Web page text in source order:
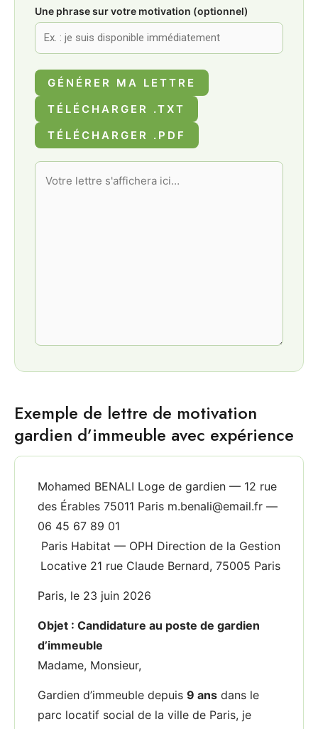
Une phrase sur votre motivation (optionnel)
GÉNÉRER MA LETTRE
TÉLÉCHARGER .TXT
TÉLÉCHARGER .PDF
Exemple de lettre de motivation
gardien d’immeuble avec expérience
Mohamed BENALI Loge de gardien — 12 rue
des Érables 75011 Paris m.benali@email.fr —
06 45 67 89 01
Paris Habitat — OPH Direction de la Gestion
Locative 21 rue Claude Bernard, 75005 Paris
Paris, le 23 juin 2026
Objet : Candidature au poste de gardien
d’immeuble
Madame, Monsieur,
Gardien d’immeuble depuis 9 ans dans le
parc locatif social de la ville de Paris, je